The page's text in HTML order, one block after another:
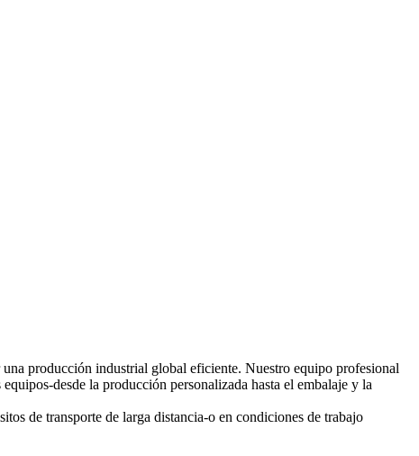
producción industrial global eficiente. Nuestro equipo profesional
desde la producción personalizada hasta el embalaje y la
de transporte de larga distancia-o en condiciones de trabajo